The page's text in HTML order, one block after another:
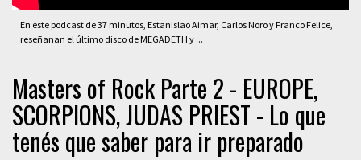
En este podcast de 37 minutos, Estanislao Aimar, Carlos Noro y Franco Felice,
reseñanan el último disco de MEGADETH y ...
Masters of Rock Parte 2 - EUROPE,
SCORPIONS, JUDAS PRIEST - Lo que
tenés que saber para ir preparado